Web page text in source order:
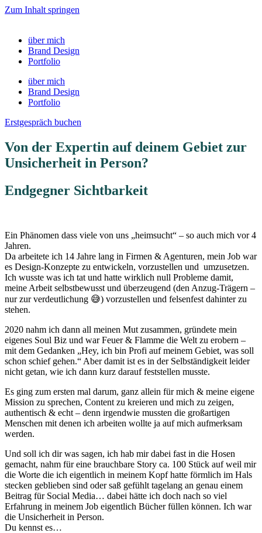
Zum Inhalt springen
über mich
Brand Design
Portfolio
über mich
Brand Design
Portfolio
Erstgespräch buchen
Von der Expertin auf deinem Gebiet zur
Unsicherheit in Person?
Endgegner Sichtbarkeit
Ein Phänomen dass viele von uns „heimsucht“ – so auch mich vor 4
Jahren.
Da arbeitete ich 14 Jahre lang in Firmen & Agenturen, mein Job war
es Design-Konzepte zu entwickeln, vorzustellen und umzusetzen.
Ich wusste was ich tat und hatte wirklich null Probleme damit,
meine Arbeit selbstbewusst und überzeugend (den Anzug-Trägern –
nur zur verdeutlichung 😅) vorzustellen und felsenfest dahinter zu
stehen.
2020 nahm ich dann all meinen Mut zusammen, gründete mein
eigenes Soul Biz und war Feuer & Flamme die Welt zu erobern –
mit dem Gedanken „Hey, ich bin Profi auf meinem Gebiet, was soll
schon schief gehen.“ Aber damit ist es in der Selbständigkeit leider
nicht getan, wie ich dann kurz darauf feststellen musste.
Es ging zum ersten mal darum, ganz allein für mich & meine eigene
Mission zu sprechen, Content zu kreieren und mich zu zeigen,
authentisch & echt – denn irgendwie mussten die großartigen
Menschen mit denen ich arbeiten wollte ja auf mich aufmerksam
werden.
Und soll ich dir was sagen, ich hab mir dabei fast in die Hosen
gemacht, nahm für eine brauchbare Story ca. 100 Stück auf weil mir
die Worte die ich eigentlich in meinem Kopf hatte förmlich im Hals
stecken geblieben sind oder saß gefühlt tagelang an genau einem
Beitrag für Social Media… dabei hätte ich doch nach so viel
Erfahrung in meinem Job eigentlich Bücher füllen können. Ich war
die Unsicherheit in Person.
Du kennst es…